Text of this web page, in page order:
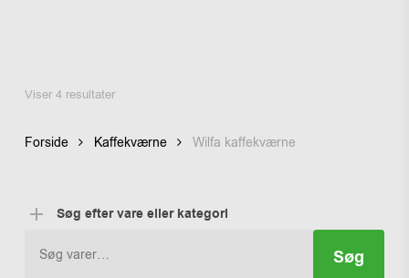
Viser 4 resultater
Forside Kaffekværne Wilfa kaffekværne
Søg efter vare eller kategori
efter:
Søg